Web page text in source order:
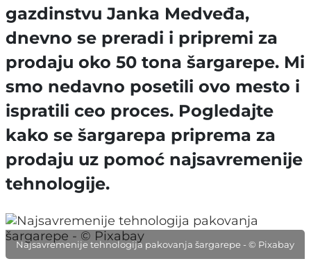
gazdinstvu Janka Medveđa,
dnevno se preradi i pripremi za
prodaju oko 50 tona šargarepe. Mi
smo nedavno posetili ovo mesto i
ispratili ceo proces. Pogledajte
kako se šargarepa priprema za
prodaju uz pomoć najsavremenije
tehnologije.
Najsavremenije tehnologija pakovanja šargarepe - © Pixabay